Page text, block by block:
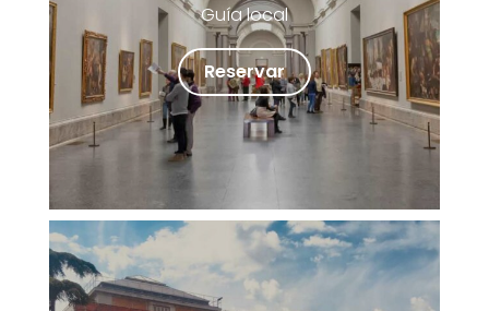
Guía local
Reservar